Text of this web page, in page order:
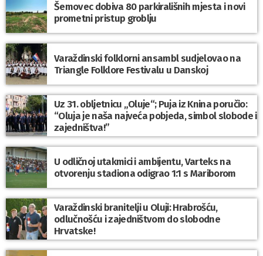
Šemovec dobiva 80 parkirališnih mjesta i novi
prometni pristup groblju
Varaždinski folklorni ansambl sudjelovao na
Triangle Folklore Festivalu u Danskoj
Uz 31. obljetnicu „Oluje“; Puja iz Knina poručio:
“Oluja je naša najveća pobjeda, simbol slobode i
zajedništva!”
U odličnoj utakmici i ambijentu, Varteks na
otvorenju stadiona odigrao 1:1 s Mariborom
Varaždinski branitelji u Oluji: Hrabrošću,
odlučnošću i zajedništvom do slobodne
Hrvatske!